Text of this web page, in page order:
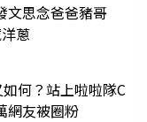
文思念爸爸豬哥
蔥
何？站上啦啦隊C
友被圈粉